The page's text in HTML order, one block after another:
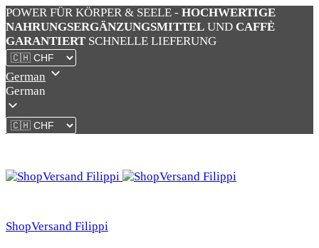
POWER FÜR KÖRPER & SEELE - HOCHWERTIGE
NAHRUNGSERGÄNZUNGSMITTEL UND CAFFÈ
GARANTIERT SCHNELLE LIEFERUNG
German
German
ShopVersand Filippi